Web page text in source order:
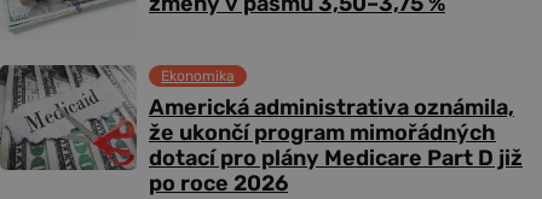
Americká administrativa oznámila,
že ukončí program mimořádných
dotací pro plány Medicare Part D již
po roce 2026
Ekonomika